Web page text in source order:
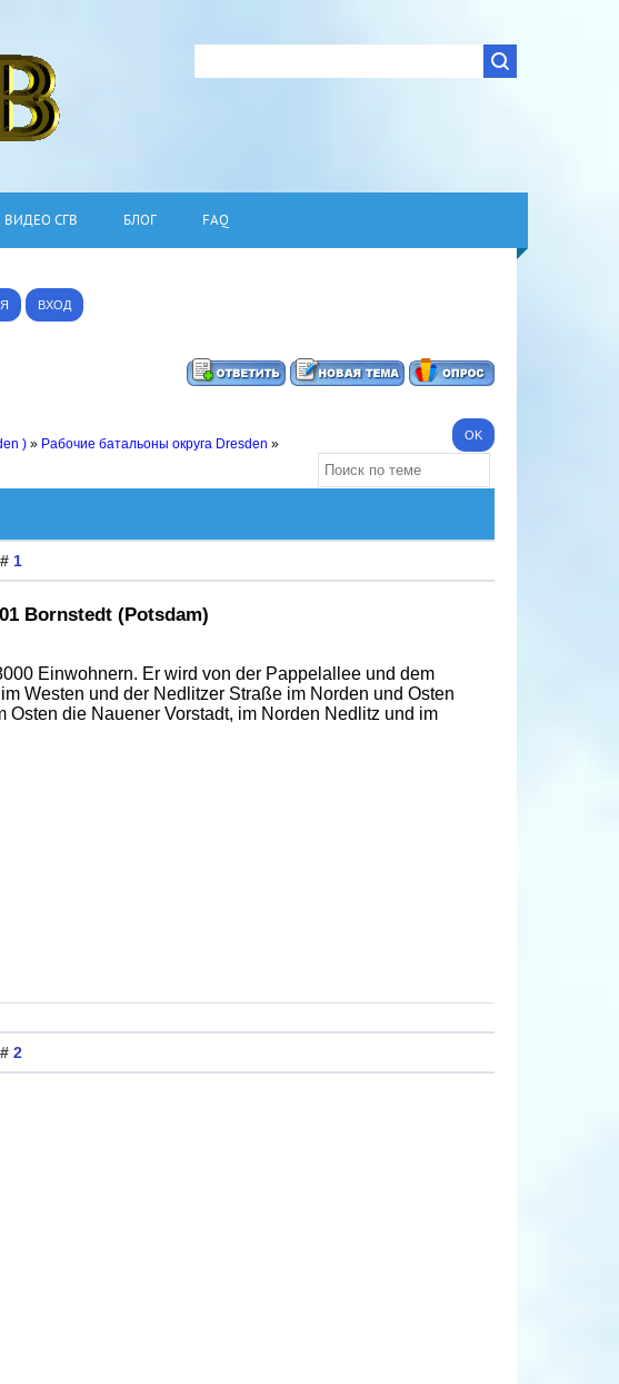
ВИДЕО СГВ БЛОГ FAQ
ВХОД
) » Рабочие батальоны округа Dresden »
1
Bornstedt (Potsdam)
Einwohnern. Er wird von der Pappelallee und dem
Westen und der Nedlitzer Straße im Norden und Osten
die Nauener Vorstadt, im Norden Nedlitz und im
2